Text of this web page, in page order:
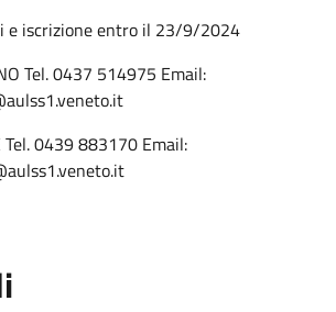
e iscrizione entro il 23/9/2024
Tel. 0437 514975 Email:
Tel. 0439 883170 Email: